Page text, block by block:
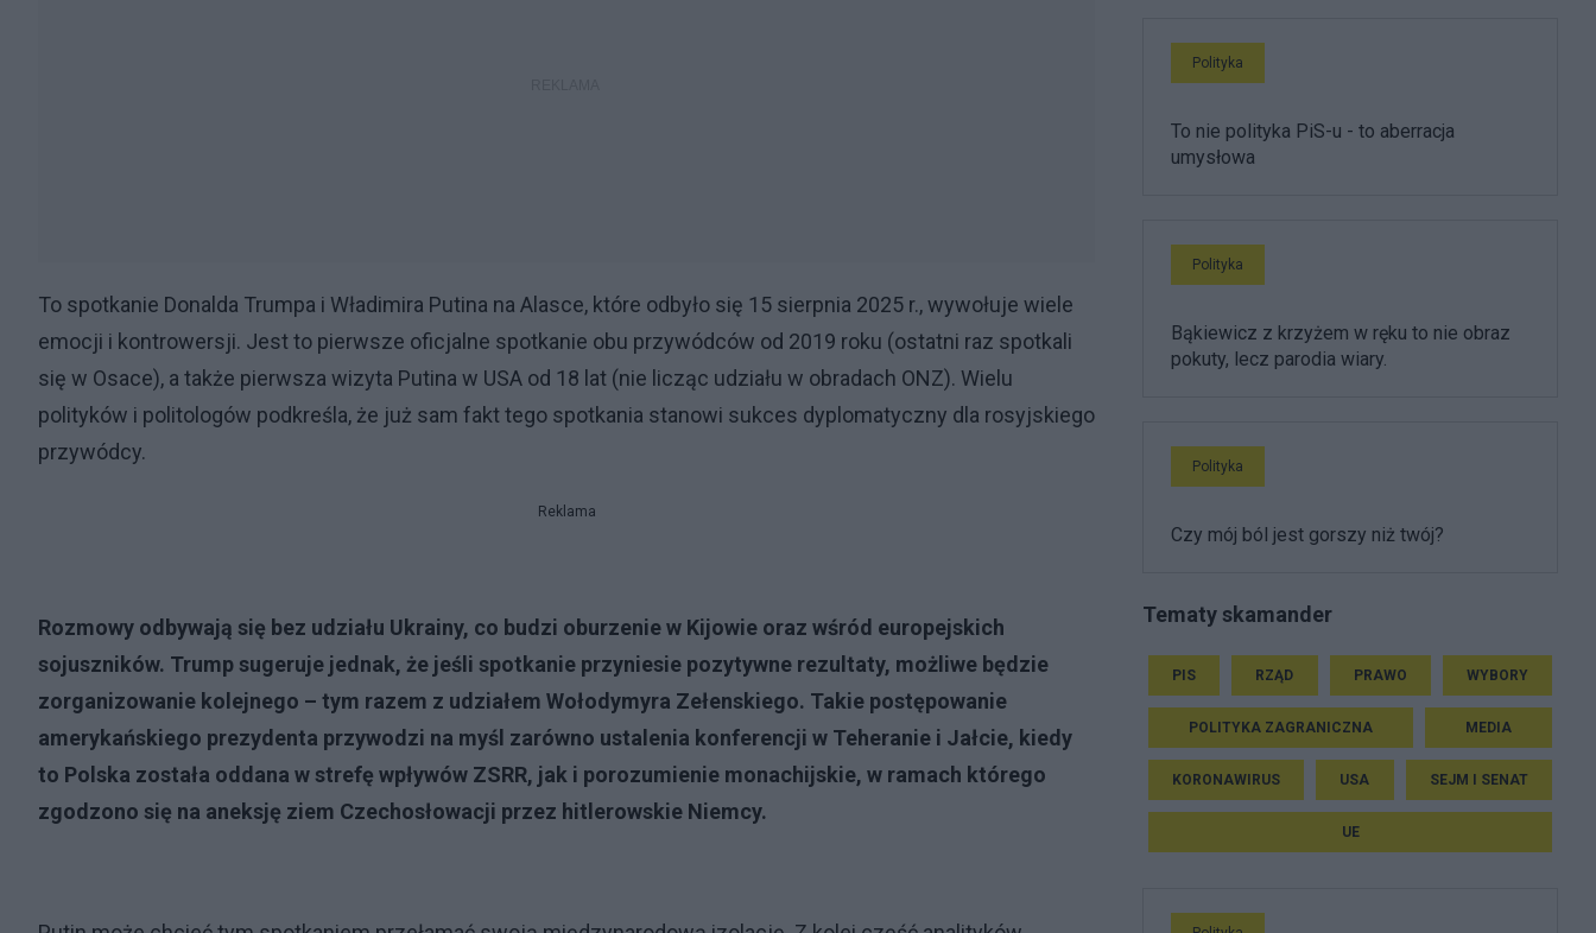
To spotkanie Donalda Trumpa i Władimira Putina na Alasce, które odbyło się 15 sierpnia 2025 r., wywołuje wiele
emocji i kontrowersji. Jest to pierwsze oficjalne spotkanie obu przywódców od 2019 roku (ostatni raz spotkali
się w Osace), a także pierwsza wizyta Putina w USA od 18 lat (nie licząc udziału w obradach ONZ). Wielu
polityków i politologów podkreśla, że już sam fakt tego spotkania stanowi sukces dyplomatyczny dla rosyjskiego
przywódcy.
Reklama
Rozmowy odbywają się bez udziału Ukrainy, co budzi oburzenie w Kijowie oraz wśród europejskich
sojuszników. Trump sugeruje jednak, że jeśli spotkanie przyniesie pozytywne rezultaty, możliwe będzie
zorganizowanie kolejnego – tym razem z udziałem Wołodymyra Zełenskiego. Takie postępowanie
amerykańskiego prezydenta przywodzi na myśl zarówno ustalenia konferencji w Teheranie i Jałcie, kiedy
to Polska została oddana w strefę wpływów ZSRR, jak i porozumienie monachijskie, w ramach którego
zgodzono się na aneksję ziem Czechosłowacji przez hitlerowskie Niemcy.
Polityka
To nie polityka PiS-u - to aberracja
umysłowa
Polityka
Bąkiewicz z krzyżem w ręku to nie obraz
pokuty, lecz parodia wiary.
Polityka
Czy mój ból jest gorszy niż twój?
Tematy skamander
PIS RZĄD PRAWO WYBORY
POLITYKA ZAGRANICZNA MEDIA
KORONAWIRUS USA SEJM I SENAT
UE